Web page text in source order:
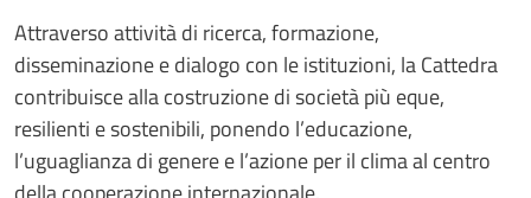
Attraverso attività di ricerca, formazione,
disseminazione e dialogo con le istituzioni, la Cattedra
contribuisce alla costruzione di società più eque,
resilienti e sostenibili, ponendo l’educazione,
l’uguaglianza di genere e l’azione per il clima al centro